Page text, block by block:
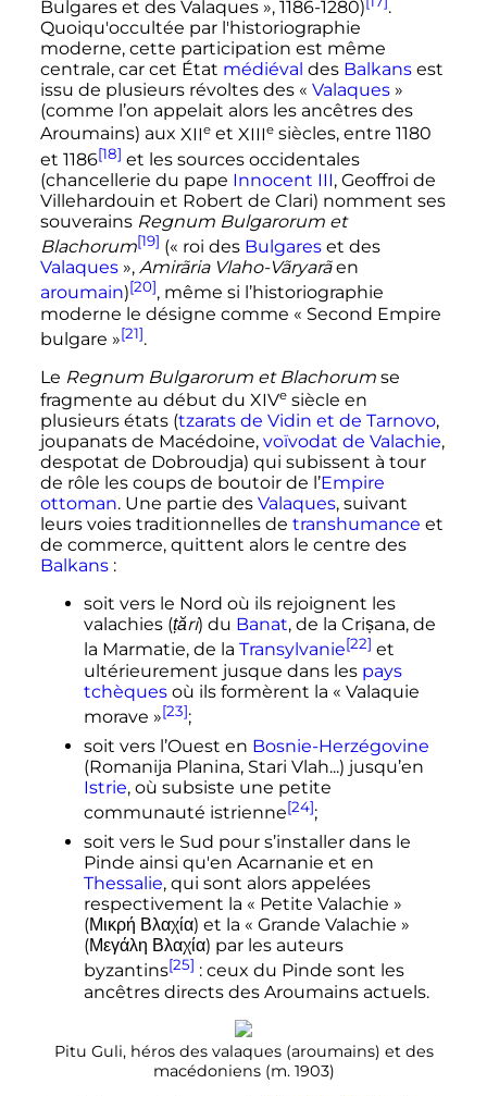
Bulgares et des Valaques », 1186-1280)
.
Quoiqu'occultée par l'historiographie
moderne, cette participation est même
centrale, car cet État médiéval des Balkansest
issu de plusieurs révoltes des « Valaques »
(comme l’on appelait alors les ancêtres des
Aroumains) aux XIIe et XIIIe siècles, entre 1180
et 1186[18] et les sources occidentales
(chancellerie du pape Innocent III, Geoffroi de
Villehardouin et Robert de Clari) nomment ses
souverains Regnum Bulgarorum et
Blachorum[19] (« roi des Bulgareset des
Valaques », Amirãria Vlaho-Vãryarãen
aroumain)[20], même si l’historiographie
moderne le désigne comme « Second Empire
bulgare »[21].
Le Regnum Bulgarorum et Blachorumse
fragmente au début du XIVe siècle en
plusieurs états (tzarats de Vidin et de Tarnovo,
joupanats de Macédoine, voïvodat de Valachie,
despotat de Dobroudja) qui subissent à tour
de rôle les coups de boutoir de l’Empire
ottoman. Une partie des Valaques, suivant
leurs voies traditionnelles de transhumance et
de commerce, quittent alors le centre des
Balkans :
soit vers le Nord où ils rejoignent les
valachies (țări) du Banat, de la Crișana, de
la Marmatie, de la Transylvanie[22] et
ultérieurement jusque dans les pays
tchèquesoù ils formèrent la « Valaquie
morave »[23];
soit vers l’Ouest en Bosnie-Herzégovine
(Romanija Planina, Stari Vlah...) jusqu’en
Istrie, où subsiste une petite
communauté istrienne[24];
soit vers le Sud pour s’installer dans le
Pinde ainsi qu'en Acarnanie et en
Thessalie, qui sont alors appelées
respectivement la « Petite Valachie »
(Μικρή Βλαχία) et la « Grande Valachie »
(Μεγάλη Βλαχία) par les auteurs
byzantins[25] : ceux du Pinde sont les
ancêtres directs des Aroumains actuels.
Pitu Guli, héros des valaques (aroumains) et des
macédoniens (m. 1903)